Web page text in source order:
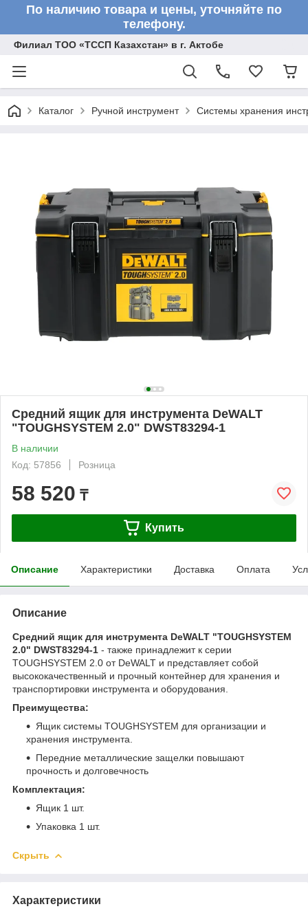
По наличию товара и цены, уточняйте по
телефону.
Филиал ТОО «ТССП Казахстан» в г. Актобе
Каталог Ручной инструмент Системы хранения
Средний ящик для инструмента DeWALT
"TOUGHSYSTEM 2.0" DWST83294-1
В наличии
Код: 57856
Розница
58 520 ₸
Купить
Описание Характеристики Доставка Оплата
Описание
Средний ящик для инструмента DeWALT "TOUGHSYSTEM
2.0" DWST83294-1 - также принадлежит к серии
TOUGHSYSTEM 2.0 от DeWALT и представляет собой
высококачественный и прочный контейнер для хранения и
транспортировки инструмента и оборудования.
Преимущества:
Ящик системы TOUGHSYSTEM для организации и
хранения инструмента.
Передние металлические защелки повышают
прочность и долговечность
Комплектация:
Ящик 1 шт.
Упаковка 1 шт.
Скрыть
Характеристики